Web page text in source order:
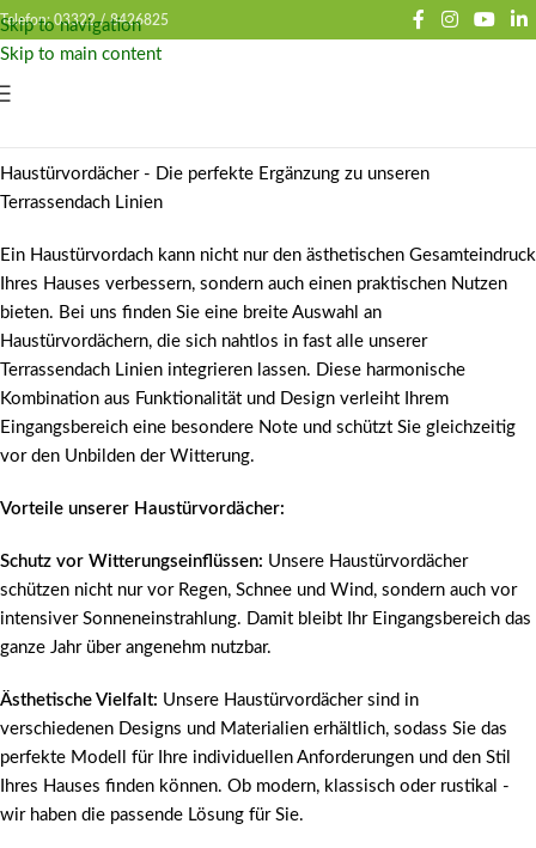
Skip to navigation
Skip to main content
Telefon: 03322 /8426825
Haustürvordächer - Die perfekte Ergänzung zu unseren
Terrassendach Linien
Ein Haustürvordach kann nicht nur den ästhetischen Gesamteindruck
Ihres Hauses verbessern, sondern auch einen praktischen Nutzen
bieten. Bei uns finden Sie eine breite Auswahl an
Haustürvordächern, die sich nahtlos in fast alle unserer
Terrassendach Linien integrieren lassen. Diese harmonische
Kombination aus Funktionalität und Design verleiht Ihrem
Eingangsbereich eine besondere Note und schützt Sie gleichzeitig
vor den Unbilden der Witterung.
Vorteile unserer Haustürvordächer:
Schutz vor Witterungseinflüssen: Unsere Haustürvordächer
schützen nicht nur vor Regen, Schnee und Wind, sondern auch vor
intensiver Sonneneinstrahlung. Damit bleibt Ihr Eingangsbereich das
ganze Jahr über angenehm nutzbar.
Ästhetische Vielfalt: Unsere Haustürvordächer sind in
verschiedenen Designs und Materialien erhältlich, sodass Sie das
perfekte Modell für Ihre individuellen Anforderungen und den Stil
Ihres Hauses finden können. Ob modern, klassisch oder rustikal -
wir haben die passende Lösung für Sie.